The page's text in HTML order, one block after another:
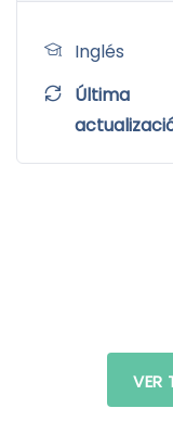
Inglés
Última
VER